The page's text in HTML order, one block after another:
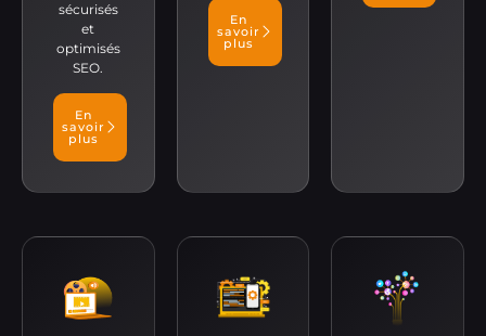
sécurisés
et
optimisés
SEO.
En
savoir
plus
En
savoir
plus